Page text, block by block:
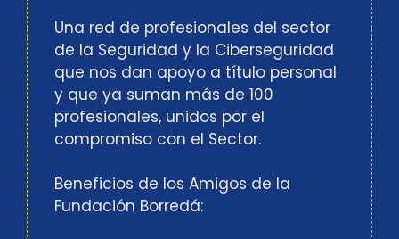
Una red de profesionales del sector
de la Seguridad y la Ciberseguridad
que nos dan apoyo a título personal
y que ya suman más de 100
profesionales, unidos por el
compromiso con el Sector.
Beneficios de los Amigos de la
Fundación Borredá: